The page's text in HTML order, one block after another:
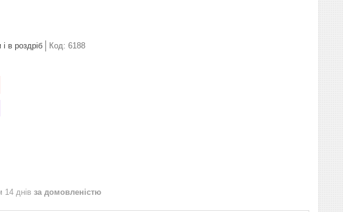
в роздріб Код: 6188
14 днів за домовленістю